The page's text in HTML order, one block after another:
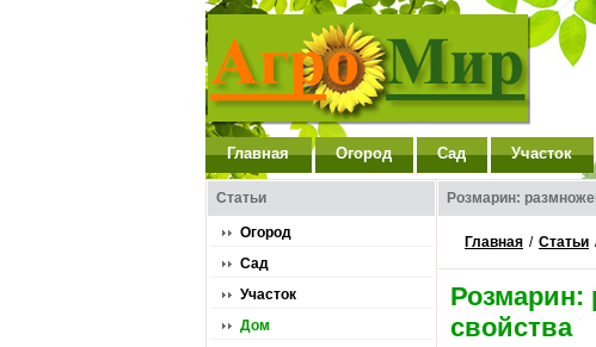
Главная Огород Сад Участок
Статьи
Огород
Сад
Участок
Дом
Розмарин:
Главная / Статьи
Розмарин:
свойства